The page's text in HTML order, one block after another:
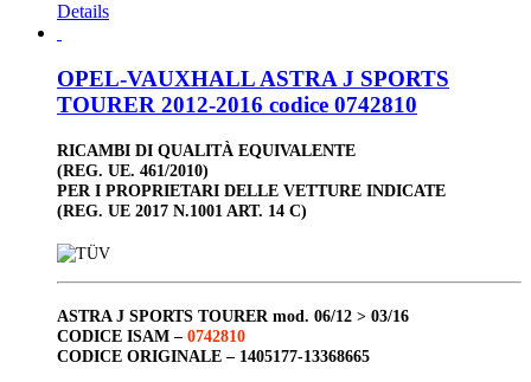
Details
OPEL-VAUXHALL ASTRA J SPORTS
TOURER 2012-2016 codice 0742810
RICAMBI DI QUALITÀ EQUIVALENTE
(REG. UE. 461/2010)
PER I PROPRIETARI DELLE VETTURE INDICATE
(REG. UE 2017 N.1001 ART. 14 C)
ASTRA J SPORTS TOURER mod. 06/12 > 03/16
CODICE ISAM – 0742810
CODICE ORIGINALE – 1405177-13368665